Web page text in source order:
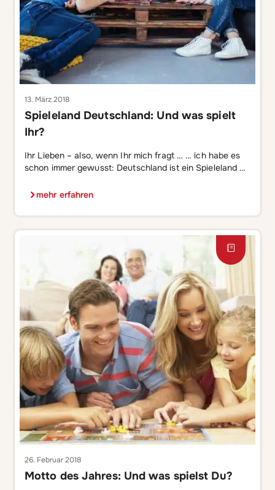
13. März 2018
Spieleland Deutschland: Und was spielt
Ihr?
Ihr Lieben – also, wenn Ihr mich fragt … … ich habe es
schon immer gewusst: Deutschland ist ein Spieleland –
nehmen sie eine wirklich wichtige Rolle ein. Nicht nur
um das Essen kümmern muss, sondern gleichzeitig auch
für spielerische Lerneffekte […]
mehr erfahren
26. Februar 2018
Motto des Jahres: Und was spielst Du?